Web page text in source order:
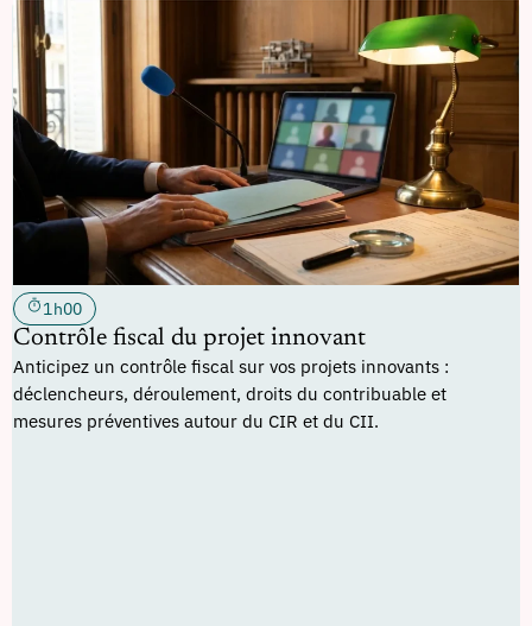
1h00
Contrôle fiscal du projet innovant
Anticipez un contrôle fiscal sur vos projets innovants :
déclencheurs, déroulement, droits du contribuable et
mesures préventives autour du CIR et du CII.